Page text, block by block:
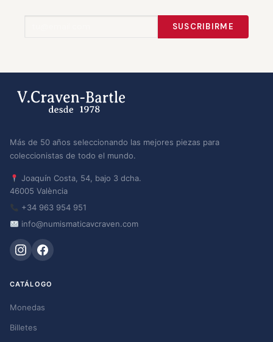
SUSCRIBIRME
Más de 50 años seleccionando las mejores piezas para
coleccionistas de todo el mundo.
Joaquín Costa, 54, bajo 3 dcha.
46005 València
+34 963 954 951
info@numismaticavcraven.com
CATÁLOGO
Monedas
Billetes